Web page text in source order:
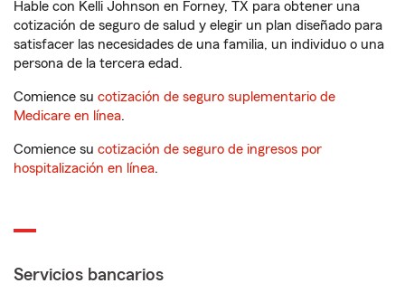
Hable con Kelli Johnson en Forney, TX para obtener una
cotización de seguro de salud y elegir un plan diseñado para
satisfacer las necesidades de una familia, un individuo o una
persona de la tercera edad.
Comience su cotización de seguro suplementario de
Medicare en línea.
Comience su cotización de seguro de ingresos por
hospitalización en línea.
Servicios bancarios